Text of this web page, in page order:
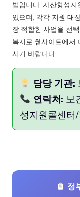
법입니다. 자산형성
있으며, 각각 지원 대
장 적합한 사업을 선
복지로 웹사이트에서
시기 바랍니다.
담당 기관:
연락처: 보
성지원콜센터
정